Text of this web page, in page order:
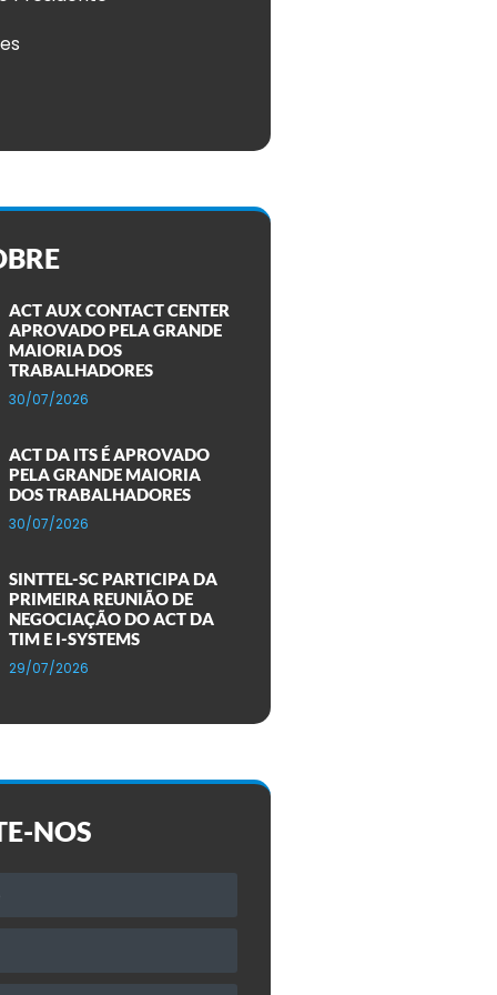
ACT AUX CONTACT CENTER
APROVADO PELA GRANDE
MAIORIA DOS
TRABALHADORES
30/07/2026
ACT DA ITS É APROVADO
PELA GRANDE MAIORIA
DOS TRABALHADORES
30/07/2026
SINTTEL-SC PARTICIPA DA
PRIMEIRA REUNIÃO DE
NEGOCIAÇÃO DO ACT DA
TIM E I-SYSTEMS
29/07/2026
NOS